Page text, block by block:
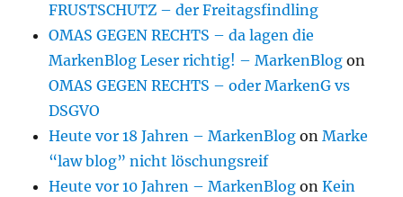
FRUSTSCHUTZ – der Freitagsfindling
OMAS GEGEN RECHTS – da lagen die
MarkenBlog Leser richtig! – MarkenBlog on
OMAS GEGEN RECHTS – oder MarkenG vs
DSGVO
Heute vor 18 Jahren – MarkenBlog onMarke
“law blog” nicht löschungsreif
Heute vor 10 Jahren – MarkenBlog onKein